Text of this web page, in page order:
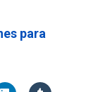
para